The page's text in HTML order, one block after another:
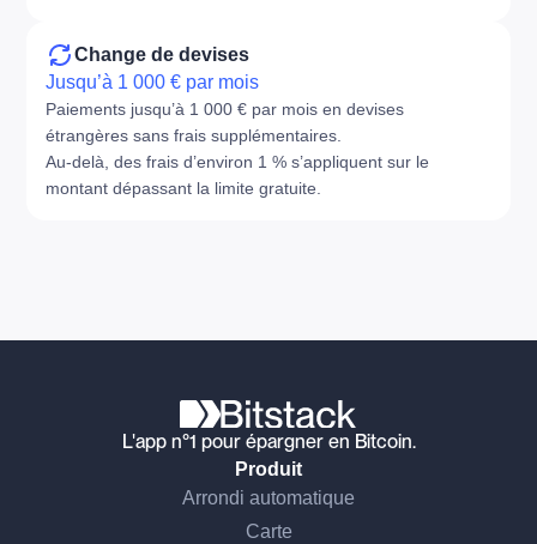
Change de devises
Jusqu’à 1 000 € par mois
Paiements jusqu’à 1 000 € par mois en devises
étrangères sans frais supplémentaires.
Au-delà, des frais d’environ 1 % s’appliquent sur le
montant dépassant la limite gratuite.
L'app n°1 pour épargner en Bitcoin.
Produit
Arrondi automatique
Carte